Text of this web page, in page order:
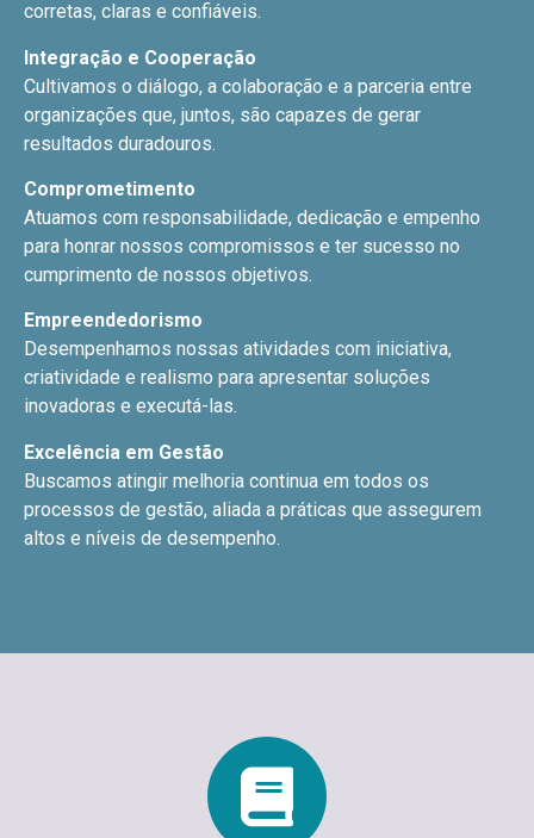
corretas, claras e confiáveis.
Integração e Cooperação
Cultivamos o diálogo, a colaboração e a parceria entre
organizações que, juntos, são capazes de gerar
resultados duradouros.
Comprometimento
Atuamos com responsabilidade, dedicação e empenho
para honrar nossos compromissos e ter sucesso no
cumprimento de nossos objetivos.
Empreendedorismo
Desempenhamos nossas atividades com iniciativa,
criatividade e realismo para apresentar soluções
inovadoras e executá-las.
Excelência em Gestão
Buscamos atingir melhoria continua em todos os
processos de gestão, aliada a práticas que assegurem
altos e níveis de desempenho.